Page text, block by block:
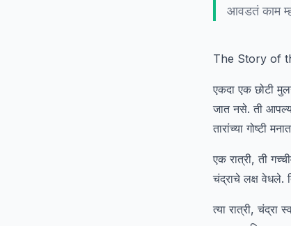
आवडतं काम
The Story of
एकदा एक छोटी
जात नसे. ती
तारांच्या गोष्टी
एक रात्री, ती
चंद्राचे लक्ष वेधले.
त्या रात्री, चंद्रा